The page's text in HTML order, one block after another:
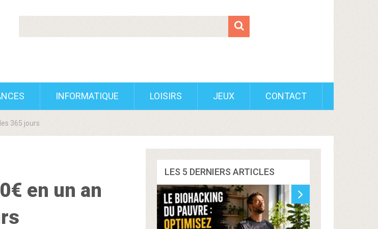
INFORMATIQUE LOISIRS JEUX CONTACT
365 jours
en un an
LES 5 DERNIERS ARTICLES